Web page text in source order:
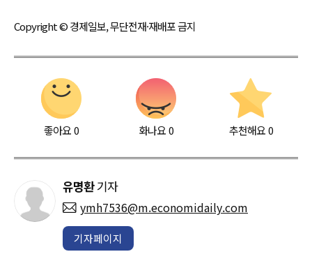
Copyright © 경제일보, 무단전재·재배포 금지
좋아요0 화나요0 추천해요 0
유명환기자
ymh7536@m.economidaily.com
기자페이지